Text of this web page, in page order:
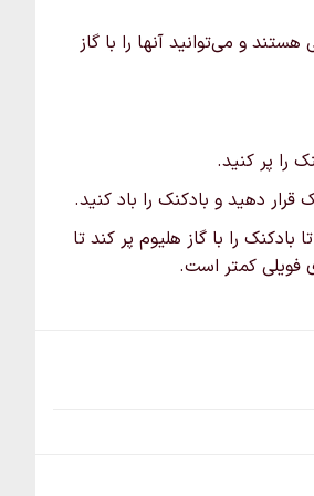
و می‌توانید آنها را با گاز
را پر کنید.
دهید و بادکنک را باد کنید.
را با گاز هلیوم پر کند تا
فویلی کمتر است.